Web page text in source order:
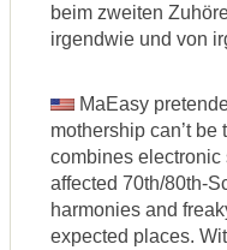
beim zweiten
irgendwie und von
MaEasy
mothership can’t be
combines electronic
affected 70th/80th-
harmonies and
expected places.